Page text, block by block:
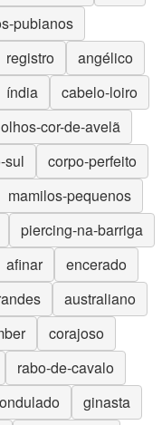
pubianos
registro
angélico
índia
cabelo-loiro
olhos-cor-de-avelã
sul
corpo-perfeito
mamilos-pequenos
piercing-na-barriga
afinar
encerado
australiano
corajoso
rabo-de-cavalo
ginasta